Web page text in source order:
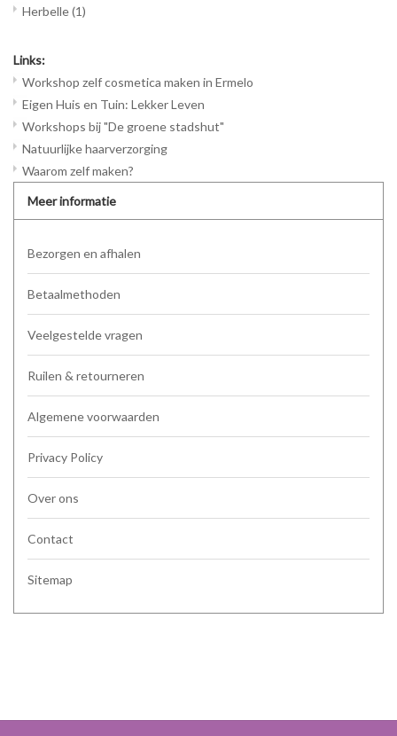
Herbelle(1)
Links:
Workshop zelf cosmetica maken in Ermelo
Eigen Huis en Tuin: Lekker Leven
Workshops bij "De groene stadshut"
Natuurlijke haarverzorging
Waarom zelf maken?
Meer informatie
Bezorgen en afhalen
Betaalmethoden
Veelgestelde vragen
Ruilen & retourneren
Algemene voorwaarden
Privacy Policy
Over ons
Contact
Sitemap